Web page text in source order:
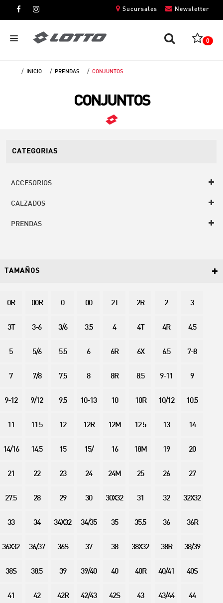
Newsletter
Sucursales
0
INICIO PRENDAS CONJUNTOS
CONJUNTOS
CATEGORIAS
ACCESORIOS
CALZADOS
PRENDAS
TAMAÑOS
0R 00R 0 00 2T 2R 2 3
3T 3-6 3/6 3.5 4 4T 4R 4.5
5 5/6 5.5 6 6R 6X 6.5 7-8
7 7/8 7.5 8 8R 8.5 9-11 9
9-12 9/12 9.5 10-13 10 10R 10/12 10.5
11 11.5 12 12R 12M 12.5 13 14
14/16 14.5 15 15/ 16 18M 19 20
21 22 23 24 24M 25 26 27
27.5 28 29 30 30X32 31 32 32X32
33 34 34X32 34/35 35 35.5 36 36R
36X32 36/37 36S 37 38 38X32 38R 38/39
38S 38.5 39 39/40 40 40R 40/41 40S
41 42 42R 42/43 42S 43 43/44 44